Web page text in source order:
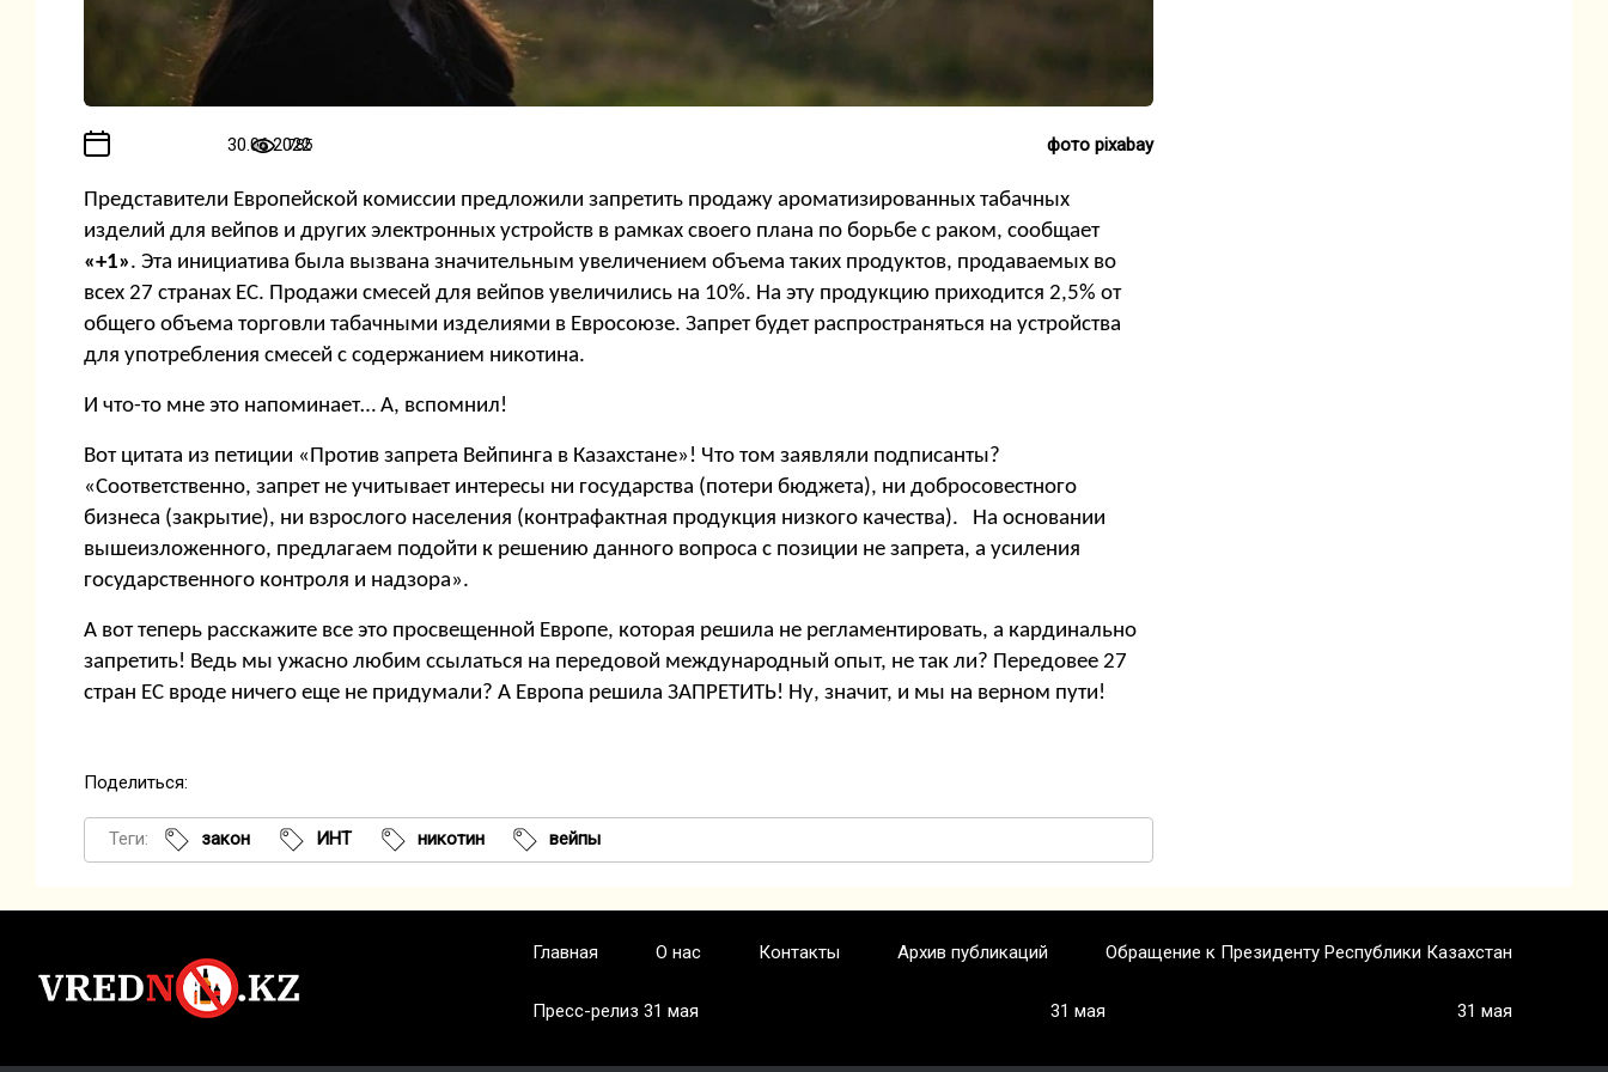
30.06.2022
785 фото pixabay
Представители Европейской комиссии предложили запретить продажу ароматизированных табачных
изделий для вейпов и других электронных устройств в рамках своего плана по борьбе с раком, сообщает
«+1». Эта инициатива была вызвана значительным увеличением объема таких продуктов, продаваемых во
всех 27 странах ЕС. Продажи смесей для вейпов увеличились на 10%. На эту продукцию приходится 2,5% от
общего объема торговли табачными изделиями в Евросоюзе. Запрет будет распространяться на устройства
для употребления смесей с содержанием никотина.
И что-то мне это напоминает… А, вспомнил!
Вот цитата из петиции «Против запрета Вейпинга в Казахстане»! Что том заявляли подписанты?
«Соответственно, запрет не учитывает интересы ни государства (потери бюджета), ни добросовестного
бизнеса (закрытие), ни взрослого населения (контрафактная продукция низкого качества). На основании
вышеизложенного, предлагаем подойти к решению данного вопроса с позиции не запрета, а усиления
государственного контроля и надзора».
А вот теперь расскажите все это просвещенной Европе, которая решила не регламентировать, а кардинально
запретить! Ведь мы ужасно любим ссылаться на передовой международный опыт, не так ли? Передовее 27
стран ЕС вроде ничего еще не придумали? А Европа решила ЗАПРЕТИТЬ! Ну, значит, и мы на верном пути!
Поделиться:
Теги: закон ИНТ никотин вейпы
Главная О нас Контакты Архив публикаций Обращение к Президенту Республики Казахстан
Пресс-релиз 31 мая 31 мая 31 мая